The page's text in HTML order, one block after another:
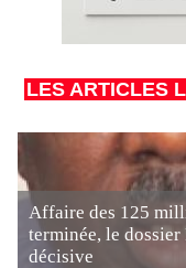
LES ARTICLES
Affaire des 125
terminée, le dossier
décisive